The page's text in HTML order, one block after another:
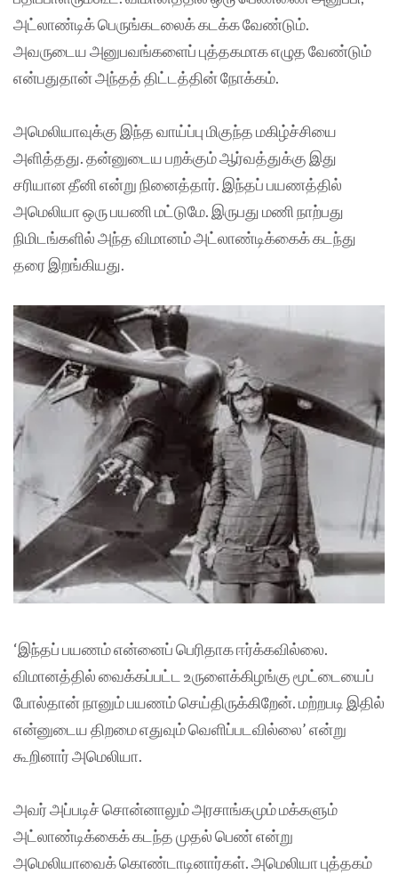
அட்லாண்டிக் பெருங்கடலைக் கடக்க வேண்டும்.
அவருடைய அனுபவங்களைப் புத்தகமாக எழுத வேண்டும்
என்பதுதான் அந்தத் திட்டத்தின் நோக்கம்.
அமெலியாவுக்கு இந்த வாய்ப்பு மிகுந்த மகிழ்ச்சியை
அளித்தது. தன்னுடைய பறக்கும் ஆர்வத்துக்கு இது
சரியான தீனி என்று நினைத்தார். இந்தப் பயணத்தில்
அமெலியா ஒரு பயணி மட்டுமே. இருபது மணி நாற்பது
நிமிடங்களில் அந்த விமானம் அட்லாண்டிக்கைக் கடந்து
தரை இறங்கியது.
‘இந்தப் பயணம் என்னைப் பெரிதாக ஈர்க்கவில்லை.
விமானத்தில் வைக்கப்பட்ட உருளைக்கிழங்கு மூட்டையைப்
போல்தான் நானும் பயணம் செய்திருக்கிறேன். மற்றபடி இதில்
என்னுடைய திறமை எதுவும் வெளிப்படவில்லை’ என்று
கூறினார் அமெலியா.
அவர் அப்படிச் சொன்னாலும் அரசாங்கமும் மக்களும்
அட்லாண்டிக்கைக் கடந்த முதல் பெண் என்று
அமெலியாவைக் கொண்டாடினார்கள். அமெலியா புத்தகம்